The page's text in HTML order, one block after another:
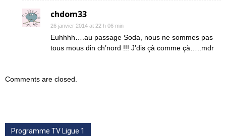
chdom33
26 janvier 2014 at 22 h 06 min
Euhhhh….au passage Soda, nous ne sommes pas
tous mous din ch’nord !!! J’dis çà comme çà…..mdr
Comments are closed.
Programme TV Ligue 1